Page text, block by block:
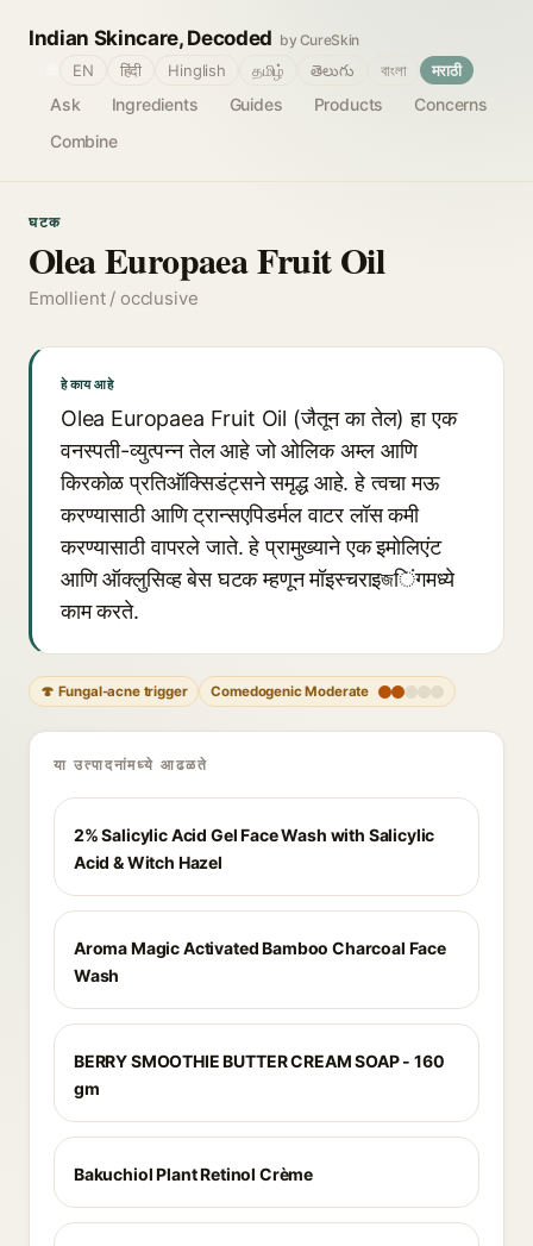
Indian Skincare, Decoded by CureSkin
Ask Ingredients Guides Products
Concerns
Combine
EN हिंदी Hinglish தமிழ் తెలుగు বাংলা मराठी
घटक
Olea Europaea Fruit Oil
Emollient / occlusive
हे काय आहे
Olea Europaea Fruit Oil (जैतून का तेल) हा एक
वनस्पती-व्युत्पन्न तेल आहे जो ओलिक अम्ल आणि
किरकोळ प्रतिऑक्सिडंट्सने समृद्ध आहे. हे त्वचा मऊ
करण्यासाठी आणि ट्रान्सएपिडर्मल वाटर लॉस कमी
करण्यासाठी वापरले जाते. हे प्रामुख्याने एक इमोलिएंट
आणि ऑक्लुसिव्ह बेस घटक म्हणून मॉइस्चराइজिंगमध्ये
काम करते.
🍄 Fungal-acne trigger Comedogenic Moderate
या उत्पादनांमध्ये आढळते
2% Salicylic Acid Gel Face Wash with Salicylic
Acid & Witch Hazel
Aroma Magic Activated Bamboo Charcoal Face
Wash
BERRY SMOOTHIE BUTTER CREAM SOAP - 160
gm
Bakuchiol Plant Retinol Crème